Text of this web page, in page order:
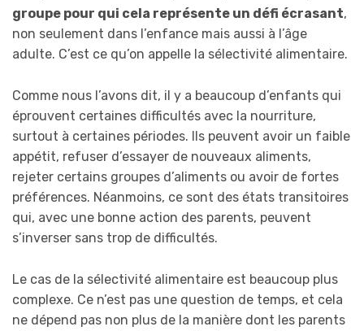
groupe pour qui cela représente un défi écrasant,
non seulement dans l’enfance mais aussi à l’âge
adulte. C’est ce qu’on appelle la sélectivité alimentaire.
Comme nous l’avons dit, il y a beaucoup d’enfants qui
éprouvent certaines difficultés avec la nourriture,
surtout à certaines périodes. Ils peuvent avoir un faible
appétit, refuser d’essayer de nouveaux aliments,
rejeter certains groupes d’aliments ou avoir de fortes
préférences. Néanmoins, ce sont des états transitoires
qui, avec une bonne action des parents, peuvent
s’inverser sans trop de difficultés.
Le cas de la sélectivité alimentaire est beaucoup plus
complexe. Ce n’est pas une question de temps, et cela
ne dépend pas non plus de la manière dont les parents